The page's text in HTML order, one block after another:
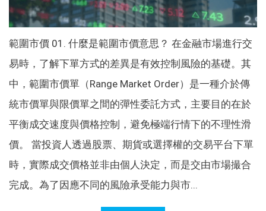
範圍市價 01. 什麼是範圍市價意思？ 在金融市場進行交
易時，了解下單方式的差異是有效控制風險的基礎。其
中，範圍市價單（Range Market Order）是一種介於傳
統市價單與限價單之間的彈性委託方式，主要目的在於
平衡成交速度與價格控制，避免極端行情下的不理性滑
價。 當投資人透過股票、期貨或選擇權的交易平台下單
時，實際成交價格並非由個人決定，而是交由市場撮合
完成。為了因應不同的風險承受能力與市...